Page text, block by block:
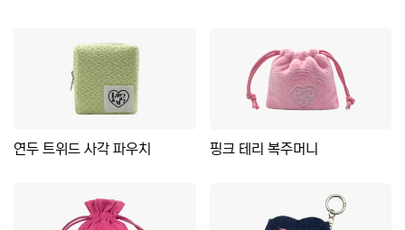
연두 트위드 사각 파우치 핑크 테리 복주머니